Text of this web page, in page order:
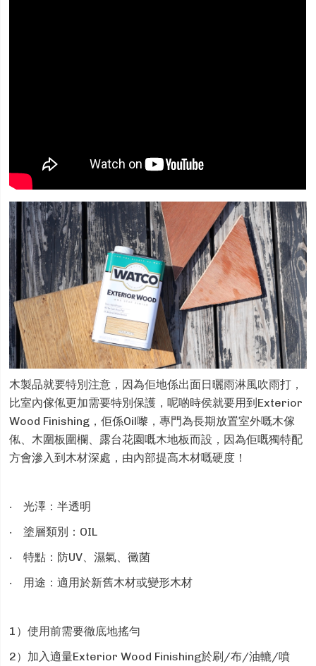
木製品就要特別注意，因為佢地係出面日曬雨淋風吹雨打，
比室內傢俬更加需要特別保護，呢啲時侯就要用到Exterior
Wood Finishing，佢係Oil嚟，專門為長期放置室外嘅木傢
俬、木圍板圍欄、露台花園嘅木地板而設，因為佢嘅獨特配
方會滲入到木材深處，由內部提高木材嘅硬度！
‧ 光澤：半透明
‧ 塗層類別：OIL
‧ 特點：防UV、濕氣、黴菌
‧ 用途：適用於新舊木材或變形木材
1）使用前需要徹底地搖勻
2）加入適量Exterior Wood Finishing於刷/布/油轆/噴